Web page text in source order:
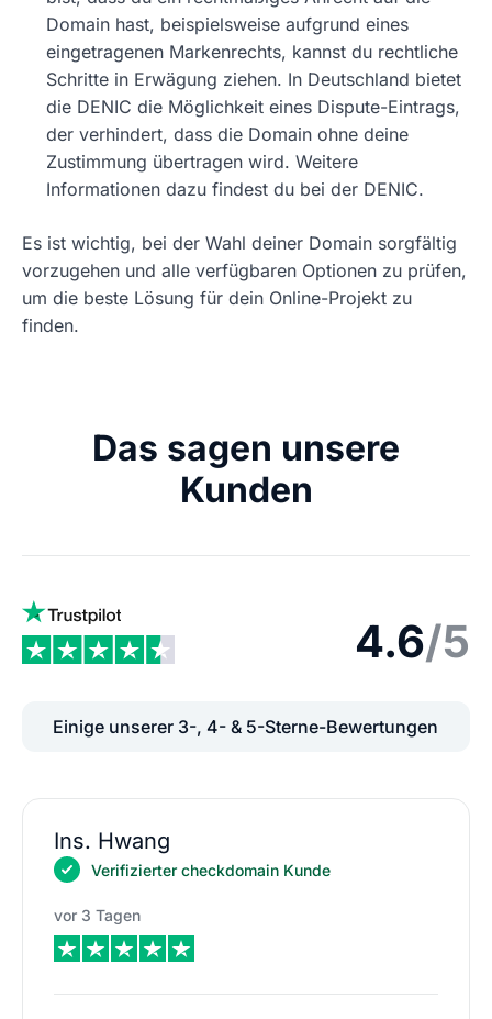
Domain hast, beispielsweise aufgrund eines
eingetragenen Markenrechts, kannst du rechtliche
Schritte in Erwägung ziehen. In Deutschland bietet
die DENIC die Möglichkeit eines Dispute-Eintrags,
der verhindert, dass die Domain ohne deine
Zustimmung übertragen wird. Weitere
Informationen dazu findest du bei der DENIC.
Es ist wichtig, bei der Wahl deiner Domain sorgfältig
vorzugehen und alle verfügbaren Optionen zu prüfen,
um die beste Lösung für dein Online-Projekt zu
finden.
Das sagen unsere
Kunden
4.6/5
Einige unserer 3-, 4- & 5-Sterne-Bewertungen
Ins. Hwang
Verifizierter checkdomain Kunde
vor 3 Tagen